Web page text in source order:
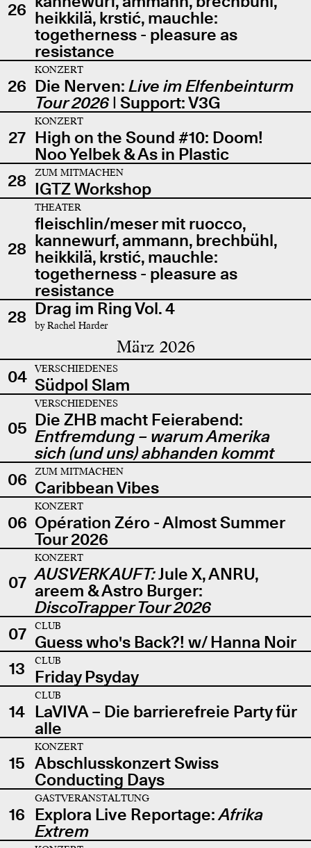
26 heikkilä, krstić, mauchle:
togetherness - pleasure as
resistance
26
KONZERT
Die Nerven: Live im Elfenbeinturm
Tour 2026| Support: V3G
27
KONZERT
High on the Sound #10: Doom!
Noo Yelbek & As in Plastic
28
ZUM MITMACHEN
IGTZ Workshop
28
THEATER
fleischlin/meser mit ruocco,
kannewurf, ammann, brechbühl,
heikkilä, krstić, mauchle:
togetherness - pleasure as
resistance
28 Drag im Ring Vol. 4
by Rachel Harder
März 2026
04 VERSCHIEDENES
Südpol Slam
05
VERSCHIEDENES
Die ZHB macht Feierabend:
Entfremdung – warum Amerika
sich (und uns) abhanden kommt
06
ZUM MITMACHEN
Caribbean Vibes
06
KONZERT
Opération Zéro - Almost Summer
Tour 2026
07
KONZERT
AUSVERKAUFT:Jule X, ANRU,
areem & Astro Burger:
DiscoTrapper Tour 2026
07
CLUB
Guess who's Back?! w/ Hanna Noir
13
CLUB
Friday Psyday
14
CLUB
LaVIVA – Die barrierefreie Party für
alle
15
KONZERT
Abschlusskonzert Swiss
Conducting Days
16
GASTVERANSTALTUNG
Explora Live Reportage:Afrika
Extrem